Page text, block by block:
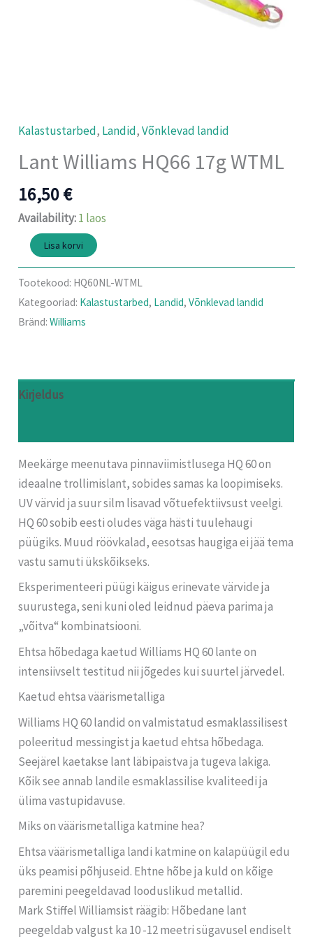
Kalastustarbed, Landid,Võnklevad landid
Lant Williams HQ66 17g WTML
16,50€
Availability:1 laos
Lisa korvi
Tootekood: HQ60NL-WTML
Kategooriad: Kalastustarbed, Landid,Võnklevad landid
Bränd:Williams
Kirjeldus
Meekärge meenutava pinnaviimistlusega HQ 60 on
ideaalne trollimislant, sobides samas ka loopimiseks.
UV värvid ja suur silm lisavad võtuefektiivsust veelgi.
HQ 60 sobib eesti oludes väga hästi tuulehaugi
püügiks. Muud röövkalad, eesotsas haugiga ei jää tema
vastu samuti ükskõikseks.
Eksperimenteeri püügi käigus erinevate värvide ja
suurustega, seni kuni oled leidnud päeva parima ja
„võitva“ kombinatsiooni.
Ehtsa hõbedaga kaetud Williams HQ 60 lante on
intensiivselt testitud nii jõgedes kui suurtel järvedel.
Kaetud ehtsa väärismetalliga
Williams HQ 60 landid on valmistatud esmaklassilisest
poleeritud messingist ja kaetud ehtsa hõbedaga.
Seejärel kaetakse lant läbipaistva ja tugeva lakiga.
Kõik see annab landile esmaklassilise kvaliteedi ja
ülima vastupidavuse.
Miks on väärismetalliga katmine hea?
Ehtsa väärismetalliga landi katmine on kalapüügil edu
üks peamisi põhjuseid. Ehtne hõbe ja kuld on kõige
paremini peegeldavad looduslikud metallid.
Mark Stiffel Williamsist räägib: Hõbedane lant
peegeldab valgust ka 10 -12 meetri sügavusel endiselt